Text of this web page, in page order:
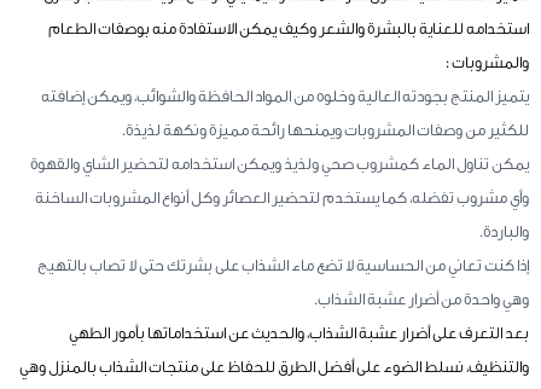
استخدامه للعناية بالبشرة والشعر وكيف يمكن الاستفادة منه بوصفات الطعام
والمشروبات :
يتميز المنتج بجودته العالية وخلوه من المواد الحافظة والشوائب، ويمكن إضافته
للكثير من وصفات المشروبات ويمنحها رائحة مميزة ونكهة لذيذة.
يمكن تناول الماء كمشروب صحي ولذيذ ويمكن استخدامه لتحضير الشاي والقهوة
وأي مشروب تفضله، كما يستخدم لتحضير العصائر وكل أنواع المشروبات الساخنة
والباردة.
إذا كنت تعاني من الحساسية لا تضع ماء الشذاب على بشرتك حتى لا تصاب بالتهيج
وهي واحدة من أضرار عشبة الشذاب.
بعد التعرف على أضرار عشبة الشذاب، والحديث عن استخداماتها بأمور الطهي
والتنظيف، نسلط الضوء على أفضل الطرق للحفاظ على منتجات الشذاب بالمنزل وهي